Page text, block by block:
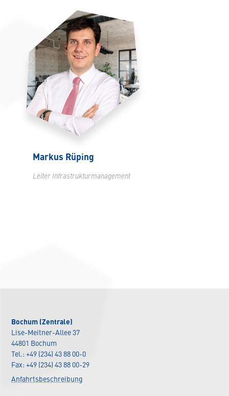
Markus Rüping
Leiter Infrastrukturmanagement
Bochum (Zentrale)
Lise-Meitner-Allee 37
44801 Bochum
Tel.: +49 (234) 43 88 00-0
Fax: +49 (234) 43 88 00-29
Anfahrtsbeschreibung